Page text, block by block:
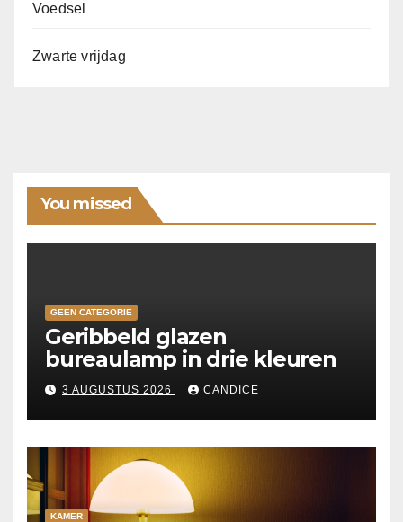
Voedsel
Zwarte vrijdag
You missed
GEEN CATEGORIE
Geribbeld glazen
bureaulamp in drie kleuren
3 AUGUSTUS 2026 CANDICE
KAMER